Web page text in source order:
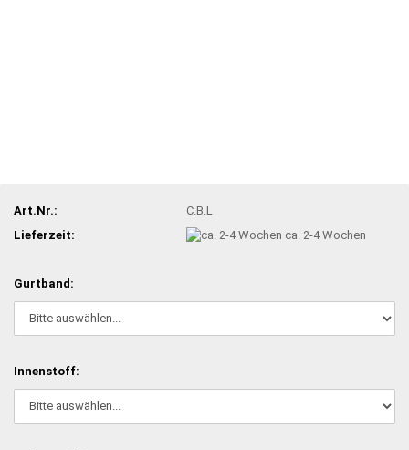
Art.Nr.:
C.B.L
Lieferzeit:
ca. 2-4 Wochen
Gurtband:
Innenstoff: